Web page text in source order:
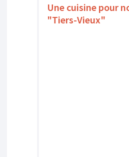
Une cuisine pour
"Tiers-Vieux"